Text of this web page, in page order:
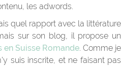
les adwords.
quel rapport avec la littérature
sur son blog, il propose un
Suisse Romande. Comme je
suis inscrite, et ne faisant pas